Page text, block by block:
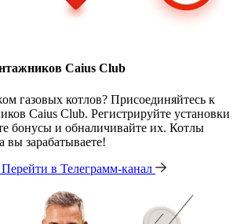
Caius Club
газовых котлов? Присоединяйтесь к
Caius Club. Регистрируйте установки
бонусы и обналичивайте их. Котлы
вы зарабатываете!
Перейти в Телеграмм-канал